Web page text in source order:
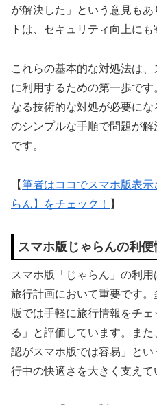
が解決した」という意見も
トは、セキュリティ向上にも
これらの基本的な対処法は
に利用するための第一歩で
なる技術的な対処が必要に
のシンプルな手順で問題が
です。
【筆者はココでスマホ版表
らん】をチェック！ 】
スマホ版じゃらんの利
スマホ版「じゃらん」の利
旅行計画において重要です
版では手軽に旅行情報をチ
る」と評価しています。ま
認がスマホ版では容易」と
行中の快適さを大きく支えて